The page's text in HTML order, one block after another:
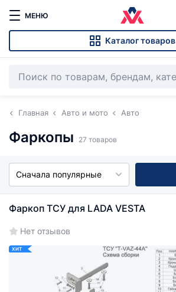
МЕНЮ
Каталог товаров
Главная Авто и мото Авто
Фаркопы 27 товаров
Сначала популярные
Фаркоп ТСУ для LADA VESTA
Нет отзывов
ХИТ